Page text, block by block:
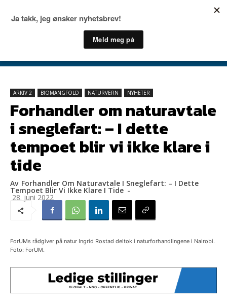
ARKIV 2 BIOMANGFOLD NATURVERN NYHETER
Forhandler om naturavtale
i sneglefart: – I dette
tempoet blir vi ikke klare i
tide
Av Forhandler Om Naturavtale I Sneglefart: – I Dette
Tempoet Blir Vi Ikke Klare I Tide -
28. juni 2022
ForUMs rådgiver på natur Ingrid Rostad deltok i naturforhandlingene i Nairobi.
Foto: ForUM.